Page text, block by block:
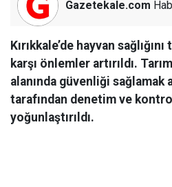
Gazetekale.com
Kırıkkale’de hayvan
karşı önlemler artırıldı.
alanında güvenliği sağlamak
tarafından denetim ve
yoğunlaştırıldı.